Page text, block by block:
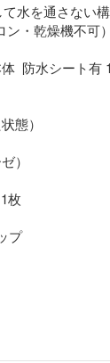
水を通さない
・乾燥機不可）
防水シート有
態）
）
枚
プ
て本体より少し